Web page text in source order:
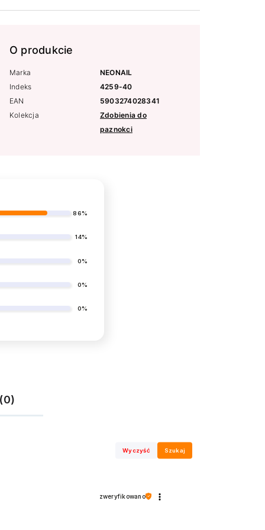
O produkcie
Marka
NEONAIL
Indeks
4259-40
EAN
5903274028341
Kolekcja
Zdobienia do
paznokci
86%
14%
0%
0%
0%
Wyczyść Szukaj
zweryfikowano